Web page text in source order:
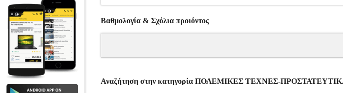
Βαθμολογία & Σχόλια προιόντος
Αναζήτηση στην κατηγορία ΠΟΛΕΜΙΚΕΣ ΤΕΧΝΕΣ-